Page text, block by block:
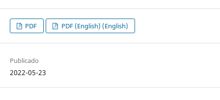
PDF PDF (English) (English)
Publicado
2022-05-23